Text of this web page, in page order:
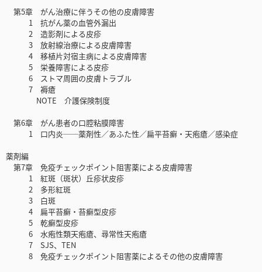
第5章 がん治療に伴うその他の皮膚障害
1 抗がん薬の血管外漏出
2 造影剤による皮疹
3 放射線治療による皮膚障害
4 移植片対宿主病による皮膚障害
5 栄養障害による皮疹
6 ストマ周囲の皮膚トラブル
7 褥瘡
NOTE 介護保険制度
第6章 がん患者の口腔粘膜障害
1 口内炎──薬剤性／あふた性／扁平苔癬・天疱瘡／感染症
薬剤編
第7章 免疫チェックポイント阻害薬による皮膚障害
1 紅斑（斑状）丘疹状皮疹
2 多形紅斑
3 白斑
4 扁平苔癬・苔癬型皮疹
5 乾癬型皮疹
6 水疱性類天疱瘡、尋常性天疱瘡
7 SJS、TEN
8 免疫チェックポイント阻害薬によるその他の皮膚障害